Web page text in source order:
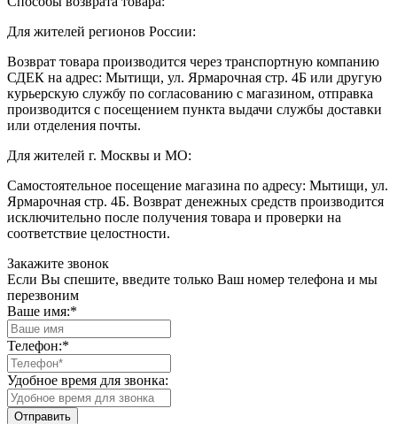
Для жителей регионов России:
Возврат товара производится через транспортную компанию
СДЕК на адрес: Мытищи, ул. Ярмарочная стр. 4Б или другую
курьерскую службу по согласованию с магазином, отправка
производится с посещением пункта выдачи службы доставки
или отделения почты.
Для жителей г. Москвы и МО:
Самостоятельное посещение магазина по адресу: Мытищи, ул.
Ярмарочная стр. 4Б. Возврат денежных средств производится
исключительно после получения товара и проверки на
соответствие целостности.
Закажите звонок
Если Вы спешите, введите только Ваш номер телефона и мы
перезвоним
Ваше имя:*
Телефон:*
Удобное время для звонка: